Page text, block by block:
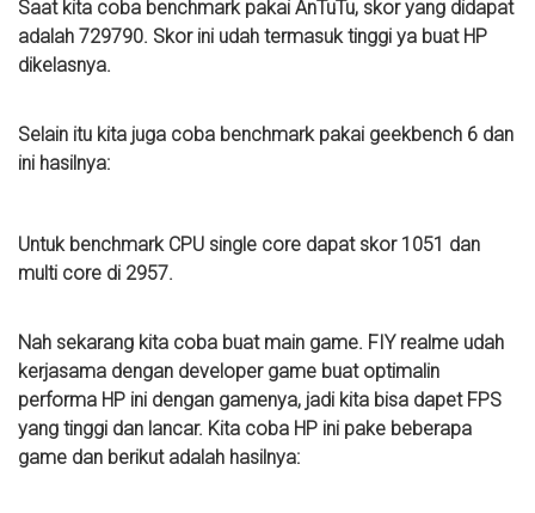
Saat kita coba benchmark pakai AnTuTu, skor yang didapat
adalah 729790. Skor ini udah termasuk tinggi ya buat HP
dikelasnya.
Selain itu kita juga coba benchmark pakai geekbench 6 dan
ini hasilnya:
Untuk benchmark CPU single core dapat skor 1051 dan
multi core di 2957.
Nah sekarang kita coba buat main game. FIY realme udah
kerjasama dengan developer game buat optimalin
performa HP ini dengan gamenya, jadi kita bisa dapet FPS
yang tinggi dan lancar. Kita coba HP ini pake beberapa
game dan berikut adalah hasilnya: